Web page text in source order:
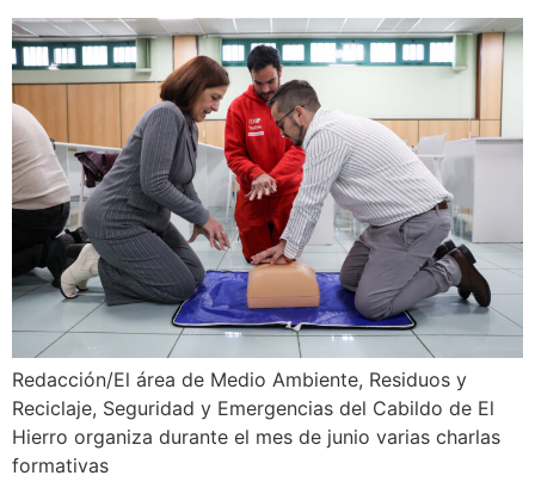
Redacción/El área de Medio Ambiente, Residuos y
Reciclaje, Seguridad y Emergencias del Cabildo de El
Hierro organiza durante el mes de junio varias charlas
formativas